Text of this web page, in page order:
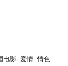
影 | 爱情 | 情色